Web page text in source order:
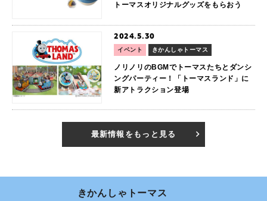
トーマスオリジナルグッズをもらおう
2024.5.30
イベント きかんしゃトーマス
ノリノリのBGMでトーマスたちとダンシ
ングパーティー！「トーマスランド」に
新アトラクション登場
最新情報をもっと見る
きかんしゃトーマス